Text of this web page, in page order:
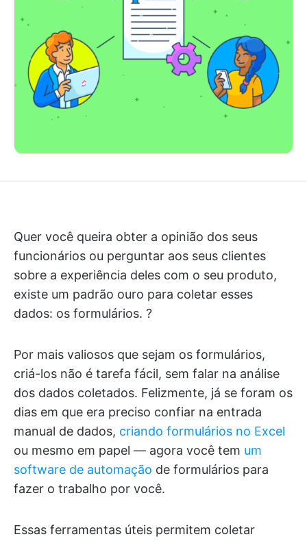
Quer você queira obter a opinião dos seus
funcionários ou perguntar aos seus clientes
sobre a experiência deles com o seu produto,
existe um padrão ouro para coletar esses
dados: os formulários. ?
Por mais valiosos que sejam os formulários,
criá-los não é tarefa fácil, sem falar na análise
dos dados coletados. Felizmente, já se foram os
dias em que era preciso confiar na entrada
manual de dados, criando formulários no Excel
ou mesmo em papel — agora você tem um
software de automação de formulários para
fazer o trabalho por você.
Essas ferramentas úteis permitem coletar